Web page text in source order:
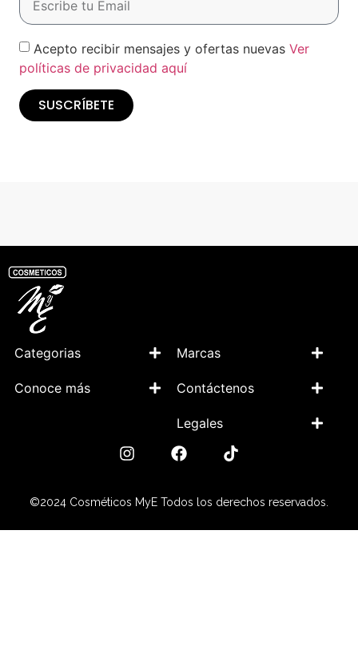
Acepto recibir mensajes y ofertas nuevas Ver
políticas de privacidad aquí
SUSCRÍBETE
Categorias
Conoce más
Marcas
Contáctenos
Legales
©2024 Cosméticos MyE Todos los derechos reservados.